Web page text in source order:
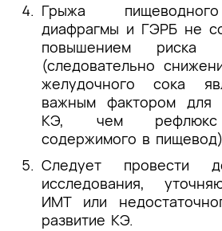
Грыжа
диафрагмы и ГЭРБ не
повышением риска
(следовательно
желудочного сока
важным фактором для
КЭ, чем рефлюкс
содержимого в
Следует провести
исследования,
ИМТ или
развитие КЭ.